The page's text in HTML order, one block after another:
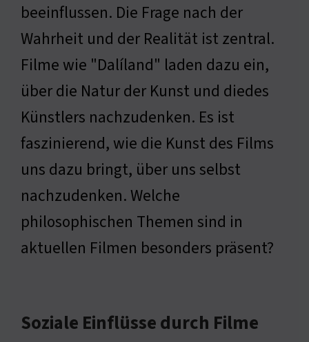
beeinflussen. Die Frage nach der
Wahrheit und der Realität ist zentral.
Filme wie "Dalíland" laden dazu ein,
über die Natur der Kunst und diedes
Künstlers nachzudenken. Es ist
faszinierend, wie die Kunst des Films
uns dazu bringt, über uns selbst
nachzudenken. Welche
philosophischen Themen sind in
aktuellen Filmen besonders präsent?
Soziale Einflüsse durch Filme